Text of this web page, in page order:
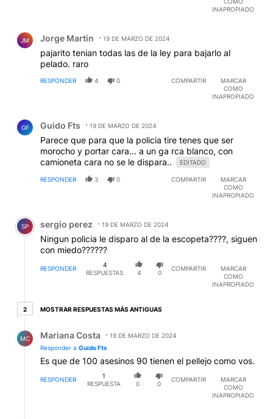
INAPROPIADO
JM Jorge Martin 19 DE MARZO DE 2024
pajarito tenian todas las de la ley para bajarlo al
pelado. raro
RESPONDER 4 0 COMPARTIR
MARCAR
COMO
INAPROPIADO
GF Guido Fts 19 DE MARZO DE 2024
Parece que para que la policia tire tenes que ser
morocho y portar cara... a un ga rca blanco, con
camioneta cara no se le dispara..
EDITADO
RESPONDER 3 0 COMPARTIR
MARCAR
COMO
INAPROPIADO
Comentario de sergio perez.
SP sergio perez 19 DE MARZO DE 2024
Ningun policia le disparo al de la escopeta????, siguen
con miedo??????
RESPONDER
4
RESPUESTAS
4 0
COMPARTIR
MARCAR
COMO
INAPROPIADO
22 respuestas más antiguas
MOSTRAR RESPUESTAS MÁS ANTIGUAS
MC Mariana Costa
19 DE MARZO DE 2024
Responder a Guido Fts
Es que de 100 asesinos 90 tienen el pellejo como vos.
RESPONDER
1
RESPUESTA
0 0
COMPARTIR
MARCAR
COMO
INAPROPIADO